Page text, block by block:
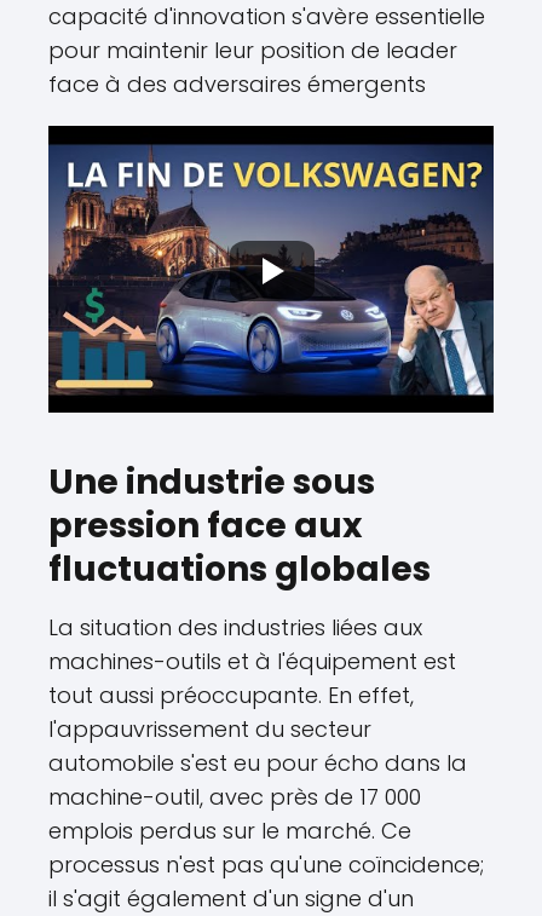
capacité d'innovation s'avère essentielle
pour maintenir leur position de leader
face à des adversaires émergents
Une industrie sous
pression face aux
fluctuations globales
La situation des industries liées aux
machines-outils et à l'équipement est
tout aussi préoccupante. En effet,
l'appauvrissement du secteur
automobile s'est eu pour écho dans la
machine-outil, avec près de 17 000
emplois perdus sur le marché. Ce
processus n'est pas qu'une coïncidence;
il s'agit également d'un signe d'un